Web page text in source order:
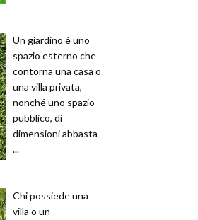
Un giardino è uno
spazio esterno che
contorna una casa o
una villa privata,
nonché uno spazio
pubblico, di
dimensioni abbasta
...
Chi possiede una
villa o un